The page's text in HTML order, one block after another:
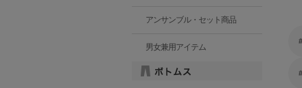
アンサンブル・セット商品
男女兼用アイテム